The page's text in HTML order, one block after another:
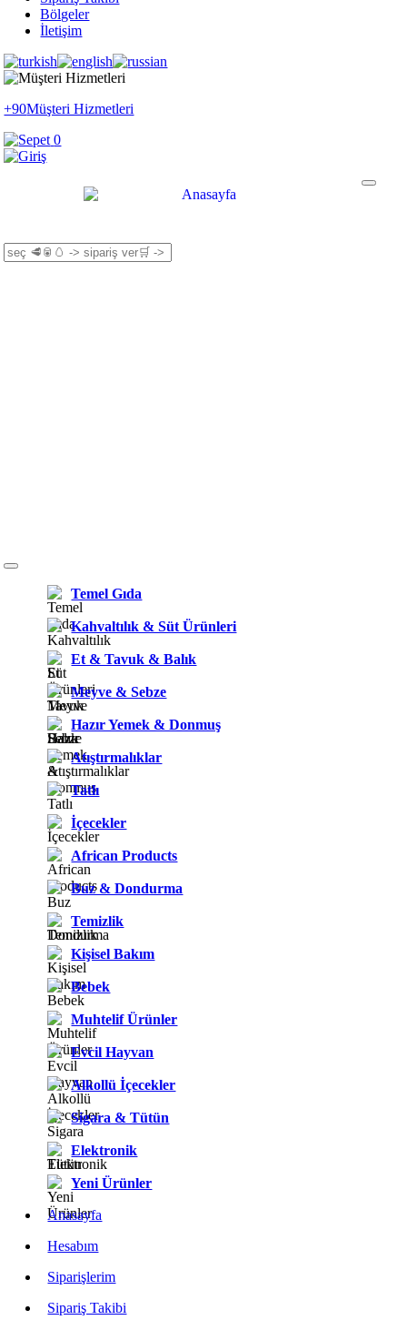
Bölgeler
İletişim
+90Müşteri Hizmetleri
0
Temel Gıda
Kahvaltılık & Süt Ürünleri
Et & Tavuk & Balık
Meyve & Sebze
Hazır Yemek & Donmuş
Atıştırmalıklar
Tatlı
İçecekler
African Products
Buz & Dondurma
Temizlik
Kişisel Bakım
Bebek
Muhtelif Ürünler
Evcil Hayvan
Alkollü İçecekler
Sigara & Tütün
Elektronik
Yeni Ürünler
Anasayfa
Hesabım
Siparişlerim
Sipariş Takibi